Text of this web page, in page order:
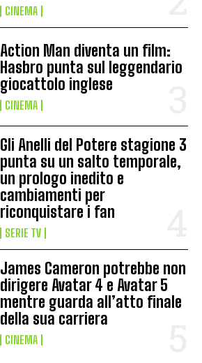
CINEMA
Action Man diventa un film:
Hasbro punta sul leggendario
giocattolo inglese
CINEMA
Gli Anelli del Potere stagione 3
punta su un salto temporale,
un prologo inedito e
cambiamenti per
riconquistare i fan
SERIE TV
James Cameron potrebbe non
dirigere Avatar 4 e Avatar 5
mentre guarda all’atto finale
della sua carriera
CINEMA